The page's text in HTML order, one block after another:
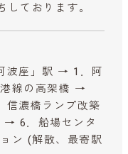
ております。
波座」駅 → 1．阿
線の高架橋 →
濃橋ランプ改築
6．船場センタ
ン (解散、最寄駅